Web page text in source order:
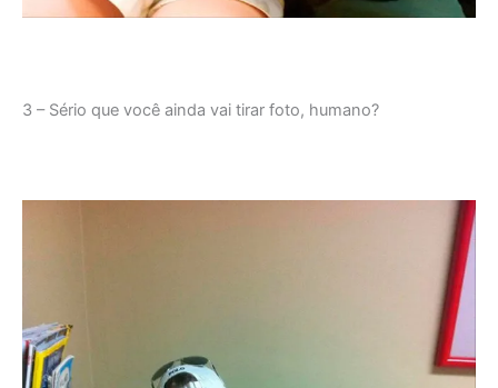
3 – Sério que você ainda vai tirar foto, humano?